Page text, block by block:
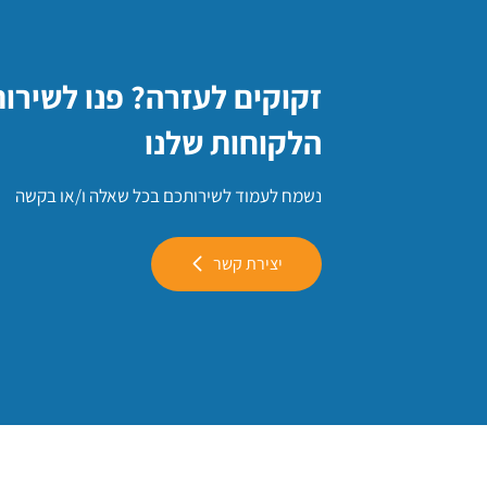
זקוקים לעזרה? פנו
הלקוחות שלנו
נשמח לעמוד לשירותכם בכל שאלה ו/או בקשה
יצירת קשר